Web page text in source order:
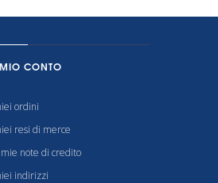
CONTO
ordini
resi di merce
mie note di credito
indirizzi